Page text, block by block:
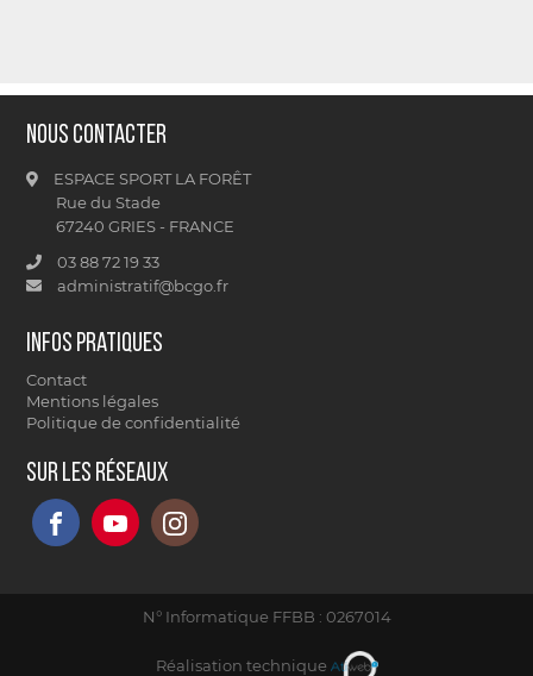
Nous contacter
ESPACE SPORT LA FORÊT
Rue du Stade
67240 GRIES - FRANCE
03 88 72 19 33
administratif@bcgo.fr
Infos pratiques
Contact
Mentions légales
Politique de confidentialité
Sur les réseaux
N° Informatique FFBB : 0267014
Réalisation technique